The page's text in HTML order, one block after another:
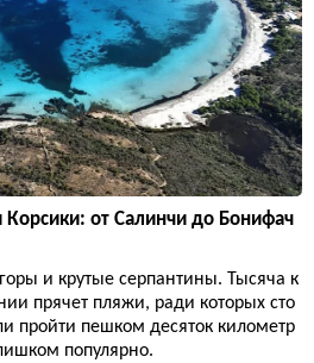
от Салинчи до Бонифач
и крутые серпантины. Тысяча к
прячет пляжи, ради которых сто
пройти пешком десяток километр
популярно.